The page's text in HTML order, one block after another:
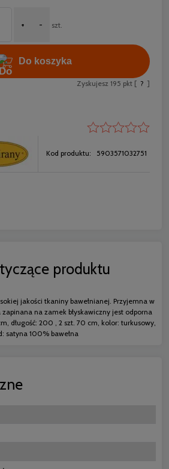
+ - szt.
Do koszyka
Zyskujesz 195 pkt [ ? ]
Kod produktu: 5903571032751
produktu
jakości tkaniny bawełnianej. Przyjemna w
na zamek błyskawiczny jest odporna
długość: 200 , 2 szt. 70 cm, kolor: turkusowy,
satyna 100% bawełna